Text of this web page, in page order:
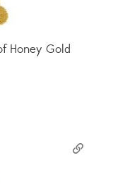
Honey Gold